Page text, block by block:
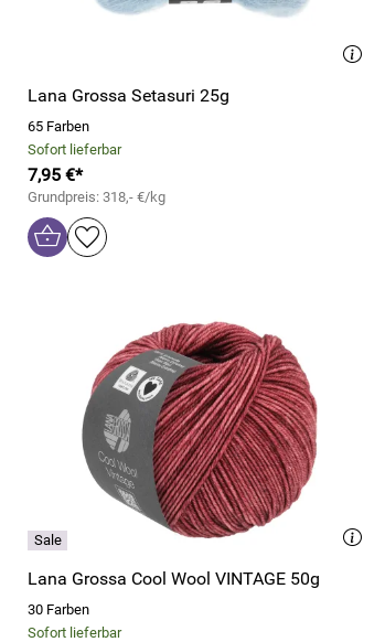
Lana Grossa Setasuri 25g
65 Farben
Sofort lieferbar
7,95 €*
Grundpreis: 318,- €/kg
Lana Grossa Cool Wool VINTAGE 50g
30 Farben
Sofort lieferbar